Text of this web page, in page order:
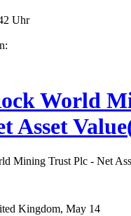
Uhr
World
Asset
Mining Trust Plc - Net
Kingdom, May 14